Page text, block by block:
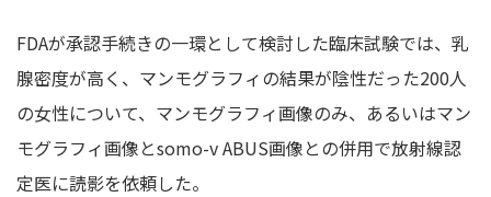
FDAが承認手続きの一環として検討した臨床試験では、乳
腺密度が高く、マンモグラフィの結果が陰性だった200人
の女性について、マンモグラフィ画像のみ、あるいはマン
モグラフィ画像とsomo-v ABUS画像との併用で放射線認
定医に読影を依頼した。